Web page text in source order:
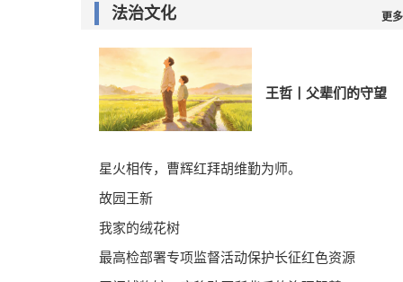
法治文化 更
王哲丨父辈们的守望
星火相传，曹辉红拜胡维勤为师。
故园王新
我家的绒花树
最高检部署专项监督活动保护长征红色资源